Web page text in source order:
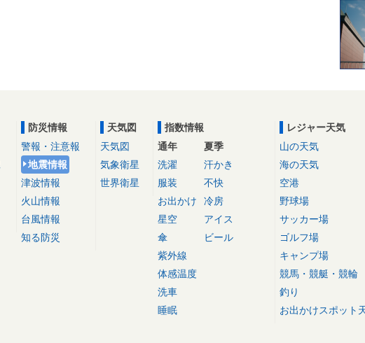
防災情報
警報・注意報
地震情報
津波情報
火山情報
台風情報
知る防災
天気図
天気図
気象衛星
世界衛星
指数情報
通年
洗濯
服装
お出かけ
星空
傘
紫外線
体感温度
洗車
睡眠
夏季
汗かき
不快
冷房
アイス
ビール
レジャー天気
山の天気
海の天気
空港
野球場
サッカー場
ゴルフ場
キャンプ場
競馬・競艇・競輪
釣り
お出かけスポット